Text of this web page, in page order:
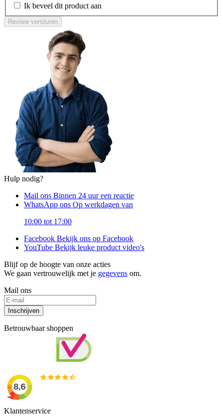
Ik beveel dit product aan
Review versturen
Hulp nodig?
Mail ons Binnen 24 uur een reactie
WhatsApp ons Op werkdagen van
10:00 tot 17:00
Facebook Bekijk ons op Facebook
YouTube Bekijk leuke product video's
Blijf op de hoogte van onze acties
We gaan vertrouwelijk met je gegevens om.
Mail ons
Inschrijven
Betrouwbaar shoppen
Klantenservice